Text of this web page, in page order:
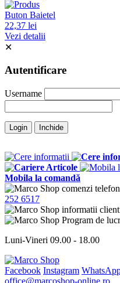
Buton Baietel
22,37 lei
Vezi detalii
✕
Autentificare
Username
Login Inchide
Articole
Mobila la comandă
252 6517
Luni-Vineri 09.00 - 18.00
Facebook Instagram
office@marcoshop-online.ro